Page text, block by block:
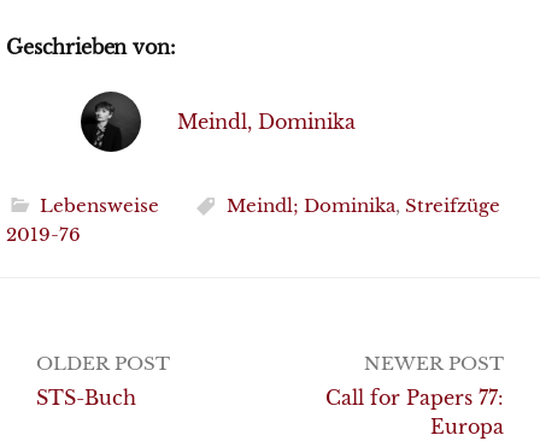
Geschrieben von:
Meindl, Dominika
Lebensweise Meindl; Dominika, Streifzüge
2019-76
Post
navigation
OLDER POST
STS-Buch
NEWER POST
Call for Papers 77:
Europa